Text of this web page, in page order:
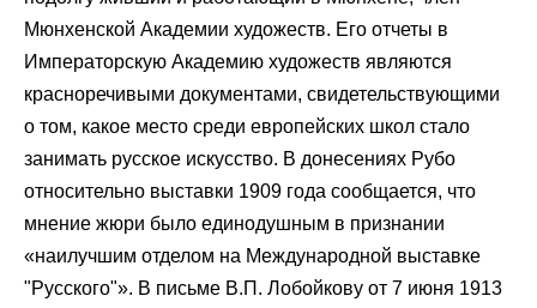
Мюнхенской Академии художеств. Его отчеты в
Императорскую Академию художеств являются
красноречивыми документами, свидетельствующими
о том, какое место среди европейских школ стало
занимать русское искусство. В донесениях Рубо
относительно выставки 1909 года сообщается, что
мнение жюри было единодушным в признании
«наилучшим отделом на Международной выставке
"Русского"». В письме В.П. Лобойкову от 7 июня 1913